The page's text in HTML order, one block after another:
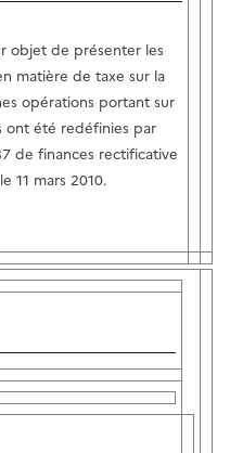
objet de présenter les
matière de taxe sur la
opérations portant sur
ont été redéfinies par
de finances rectificative
11 mars 2010.